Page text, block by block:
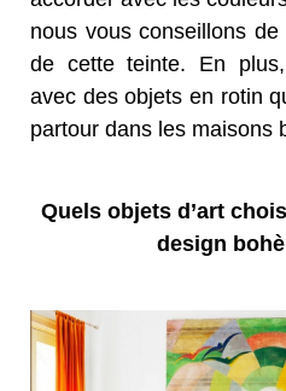
nous vous conseillons
de cette teinte. En
avec des objets en rotin
partour dans les maisons
Quels objets d’art
design